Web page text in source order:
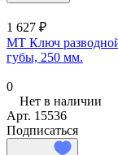
1 627 ₽
МТ Ключ
губы, 250 мм.
0
Нет в наличии
Арт. 15536
Подписаться